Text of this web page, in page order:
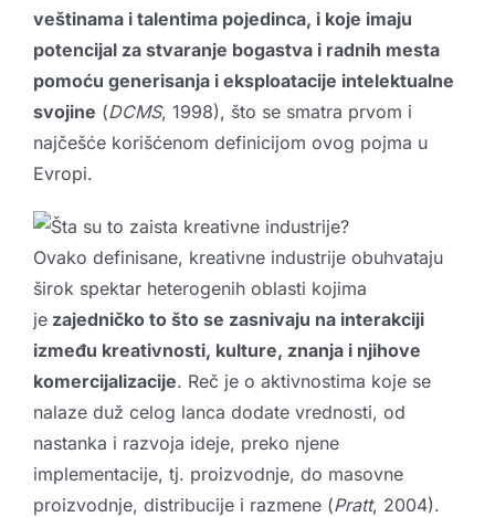
veštinama i talentima pojedinca, i koje imaju
potencijal za stvaranje bogastva i radnih mesta
pomoću generisanja i eksploatacije intelektualne
svojine (DCMS, 1998), što se smatra prvom i
najčešće korišćenom definicijom ovog pojma u
Evropi.
Ovako definisane, kreativne industrije obuhvataju
širok spektar heterogenih oblasti kojima
jezajedničko to što se zasnivaju na interakciji
između kreativnosti, kulture, znanja i njihove
komercijalizacije. Reč je o aktivnostima koje se
nalaze duž celog lanca dodate vrednosti, od
nastanka i razvoja ideje, preko njene
implementacije, tj. proizvodnje, do masovne
proizvodnje, distribucije i razmene (Pratt, 2004).